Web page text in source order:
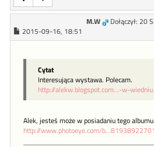
M.W
Dołączył: 20
2015-09-16, 18:51
Cytat
Interesująca wystawa. Polecam.
http://alekw.blogspot.com...-w-
Alek, jesteś może w posiadaniu tego
http://www.photoeye.com/